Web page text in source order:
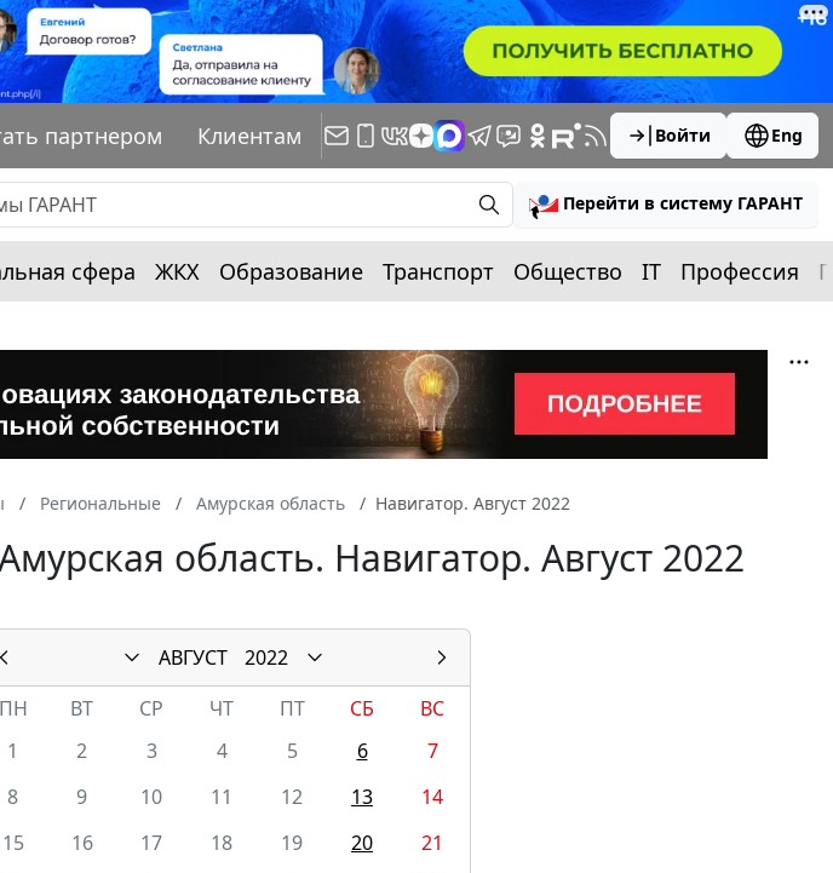
партнером Клиентам Войти Eng
Перейти в систему ГАРАНТ
сфера ЖКХ Образование Транспорт Общество IT Профессия
Региональные Амурская область Навигатор. Август 2022
область. Навигатор. Август 2022
АВГУСТ
2022
ПН
ВТ СР ЧТ ПТ СБ
ВС
1
2 3 4 5 6
7
8
9 10 11 12 13
14
15
16 17 18 19 20
21